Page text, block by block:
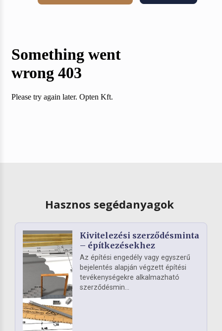
Hasznos segédanyagok
Kivitelezési szerződésminta
– építkezésekhez
Az építési engedély vagy egyszerű
bejelentés alapján végzett építési
tevékenységekre alkalmazható
szerződésmin...